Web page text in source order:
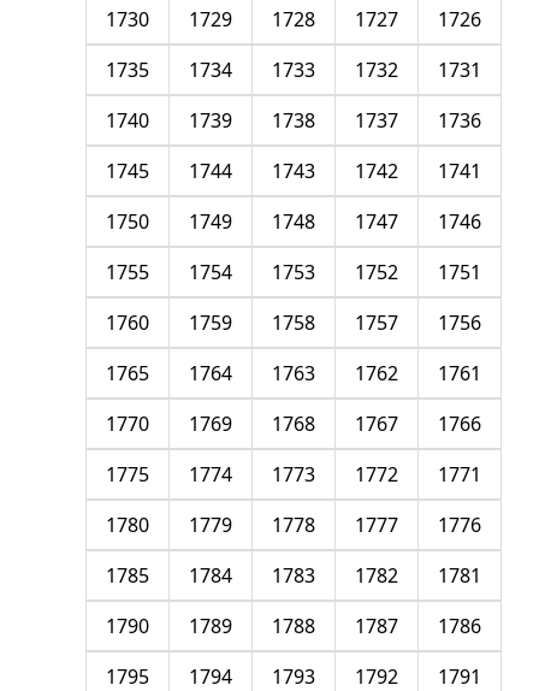
1726
1727
1728
1729
1730
1731
1732
1733
1734
1735
1736
1737
1738
1739
1740
1741
1742
1743
1744
1745
1746
1747
1748
1749
1750
1751
1752
1753
1754
1755
1756
1757
1758
1759
1760
1761
1762
1763
1764
1765
1766
1767
1768
1769
1770
1771
1772
1773
1774
1775
1776
1777
1778
1779
1780
1781
1782
1783
1784
1785
1786
1787
1788
1789
1790
1791
1792
1793
1794
1795